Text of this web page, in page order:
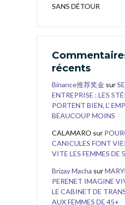
SANS DÉTOUR
récents
Binance推荐奖金 sur
ENTREPRISE : LES
PORTENT BIEN, L’
BEAUCOUP MOINS
CALAMARO sur
CANICULES FONT
VITE LES FEMMES DE
Brizay Macha sur
PERENET IMAGINE
LE CABINET DE
AUX FEMMES DE 45+